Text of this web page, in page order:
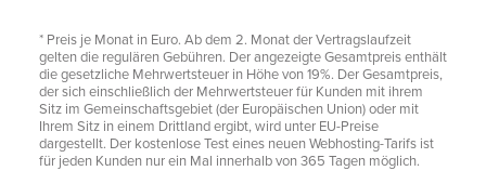
* Preis je Monat in Euro. Ab dem 2. Monat der Vertragslaufzeit
gelten die regulären Gebühren. Der angezeigte Gesamtpreis enthält
die gesetzliche Mehrwertsteuer in Höhe von 19%. Der Gesamtpreis,
der sich einschließlich der Mehrwertsteuer für Kunden mit ihrem
Sitz im Gemeinschaftsgebiet (der Europäischen Union) oder mit
Ihrem Sitz in einem Drittland ergibt, wird unter EU-Preise
dargestellt. Der kostenlose Test eines neuen Webhosting-Tarifs ist
für jeden Kunden nur ein Mal innerhalb von 365 Tagen möglich.